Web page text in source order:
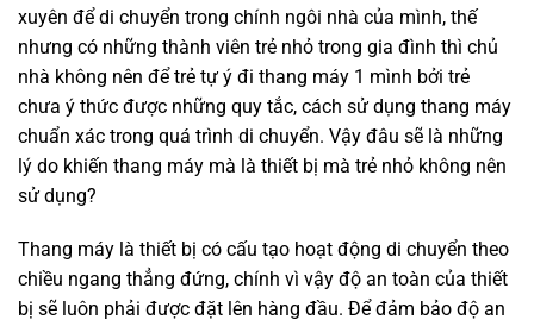
xuyên để di chuyển trong chính ngôi nhà của mình, thế
nhưng có những thành viên trẻ nhỏ trong gia đình thì chủ
nhà không nên để trẻ tự ý đi thang máy 1 mình bởi trẻ
chưa ý thức được những quy tắc, cách sử dụng thang máy
chuẩn xác trong quá trình di chuyển. Vậy đâu sẽ là những
lý do khiến thang máy mà là thiết bị mà trẻ nhỏ không nên
sử dụng?
Thang máy là thiết bị có cấu tạo hoạt động di chuyển theo
chiều ngang thẳng đứng, chính vì vậy độ an toàn của thiết
bị sẽ luôn phải được đặt lên hàng đầu. Để đảm bảo độ an